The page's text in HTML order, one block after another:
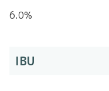
6.0%
IBU